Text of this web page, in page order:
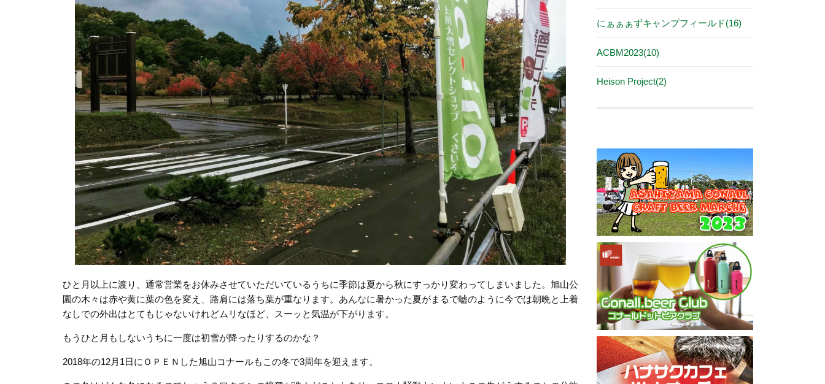
ひと月以上に渡り、通常営業をお休みさせていただいているうちに季節は夏から秋にすっかり変わってしまいました。旭山公
園の木々は赤や黄に葉の色を変え、路肩には落ち葉が重なります。あんなに暑かった夏がまるで嘘のように今では朝晩と上着
なしでの外出はとてもじゃないけれどムリなほど、スーッと気温が下がります。
もうひと月もしないうちに一度は初雪が降ったりするのかな？
2018年の12月1日にＯＰＥＮした旭山コナールもこの冬で3周年を迎えます。
にぁぁぁずキャンプフィールド(16)
ACBM2023(10)
Heison Project(2)